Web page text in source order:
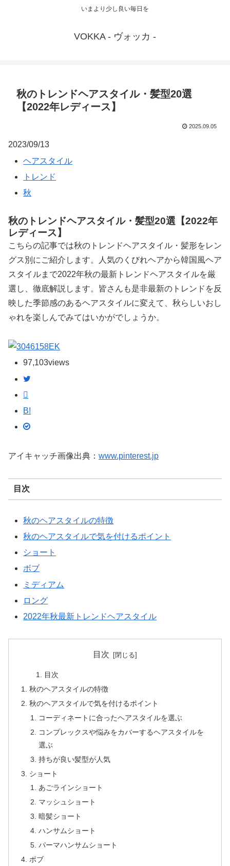
いまより少し良い毎日を
VOKKA - ヴォッカ -
秋のトレンドヘアスタイル・髪型20選
【2022年レディース】
2025.09.05
2023/09/13
ヘアスタイル
トレンド
秋
秋のトレンドヘアスタイル・髪型20選【2022年
レディース】
こちらの記事では秋のトレンドヘアスタイル・髪形をレン
グス別にご紹介します。人気のくびれヘアから韓国風ヘア
スタイルまで2022年秋の最新トレンドヘアスタイルを厳
選し、徹底解説します。皆さんも是非最新のトレンドを反
映した季節感のあるヘアスタイルに変えて、秋らしいおし
ゃれを楽しんでみてはいかがでしょうか。
EK
97,103views
B!
アイキャッチ画像出典： www.pinterest.jp
目次
秋のヘアスタイルの特徴
秋のヘアスタイルで気を付けるポイント
ショート
ボブ
ミディアム
ロング
2022年秋最新トレンドヘアスタイル
目次
目次
秋のヘアスタイルの特徴
秋のヘアスタイルで気を付けるポイント
コーディネートに合ったヘアスタイルを選ぶ
コンプレックスや悩みをカバーするヘアスタイルを
選ぶ
持ちが良い髪型が人気
ショート
あごラインショート
マッシュショート
暗髪ショート
ハンサムショート
パーマハンサムショート
ボブ